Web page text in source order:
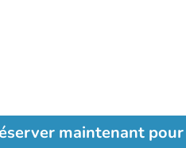
maintenant